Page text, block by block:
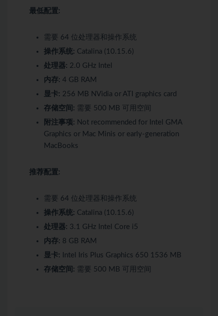
最低配置:
需要 64 位处理器和操作系统
操作系统: Catalina (10.15.6)
处理器: 2.0 GHz Intel
内存: 4 GB RAM
显卡: 256 MB NVidia or ATI graphics card
存储空间: 需要 500 MB 可用空间
附注事项: Not recommended for Intel GMA
Graphics or Mac Minis or early-generation
MacBooks
推荐配置:
需要 64 位处理器和操作系统
操作系统: Catalina (10.15.6)
处理器: 3.1 GHz Intel Core i5
内存: 8 GB RAM
显卡: Intel Iris Plus Graphics 650 1536 MB
存储空间: 需要 500 MB 可用空间